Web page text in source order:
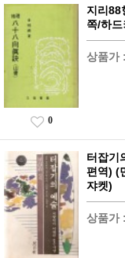
지리88
쪽/하
상품가 :
0
터잡기
편역) (
쟈켓)
상품가 :